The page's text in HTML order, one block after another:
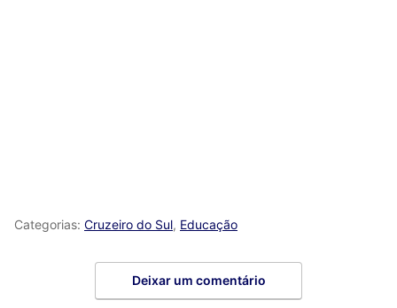
Categorias: Cruzeiro do Sul, Educação
Deixar um comentário